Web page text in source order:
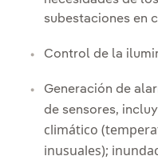
subestaciones en
Control de la
Generación de
de sensores,
climático
inusuales);